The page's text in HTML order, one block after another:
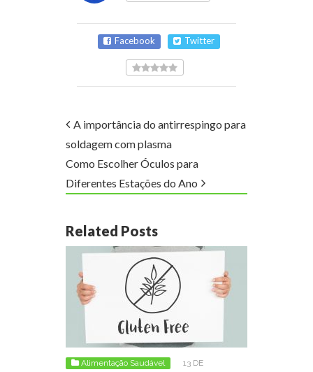
Facebook Twitter
A importância do antirrespingo para
soldagem com plasma
Como Escolher Óculos para
Diferentes Estações do Ano
Related Posts
Alimentação Saudável
13 DE